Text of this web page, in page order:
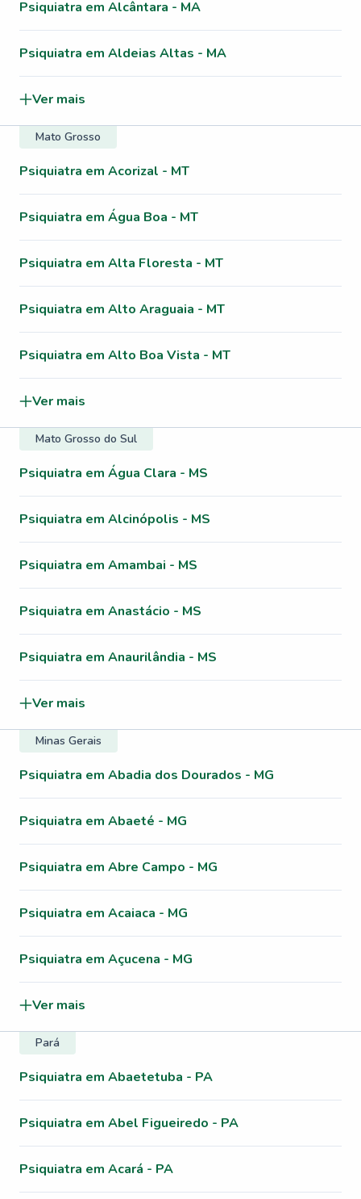
Psiquiatra em Alcântara - MA
Psiquiatra em Aldeias Altas - MA
Ver mais
Mato Grosso
Psiquiatra em Acorizal - MT
Psiquiatra em Água Boa - MT
Psiquiatra em Alta Floresta - MT
Psiquiatra em Alto Araguaia - MT
Psiquiatra em Alto Boa Vista - MT
Ver mais
Mato Grosso do Sul
Psiquiatra em Água Clara - MS
Psiquiatra em Alcinópolis - MS
Psiquiatra em Amambai - MS
Psiquiatra em Anastácio - MS
Psiquiatra em Anaurilândia - MS
Ver mais
Minas Gerais
Psiquiatra em Abadia dos Dourados - MG
Psiquiatra em Abaeté - MG
Psiquiatra em Abre Campo - MG
Psiquiatra em Acaiaca - MG
Psiquiatra em Açucena - MG
Ver mais
Pará
Psiquiatra em Abaetetuba - PA
Psiquiatra em Abel Figueiredo - PA
Psiquiatra em Acará - PA